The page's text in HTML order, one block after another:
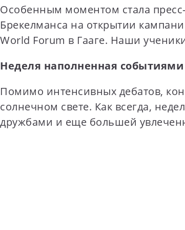
Особенным моментом стала
Брекелманса на открытии
World Forum в Гааге. Наши
Неделя наполненная событиями
Помимо интенсивных дебатов,
солнечном свете. Как всегда,
дружбами и еще большей